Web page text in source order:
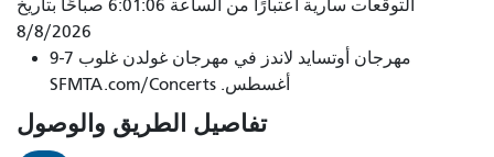
التوقعات سارية اعتبارًا من الساعة 6:01:06 صباحًا بتاريخ
8/8/2026
مهرجان أوتسايد لاندز في مهرجان غولدن غلوب 7-9
أغسطس. SFMTA.com/Concerts
تفاصيل الطريق والوصول